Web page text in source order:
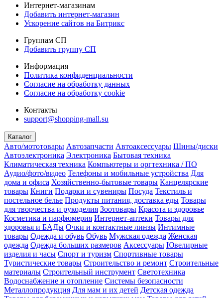
Интернет-магазинам
Добавить интернет-магазин
Ускорение сайтов на Битрикс
Группам СП
Добавить группу СП
Информация
Политика конфиденциальности
Согласие на обработку данных
Согласие на обработку cookie
Контакты
support@shopping-mall.su
Каталог
Авто/мототовары Автозапчасти Автоаксессуары Шины/диски
Автоэлектроника Электроника Бытовая техника
Климатическая техника Компьютеры и оргтехника / ПО
Аудио/фото/видео Телефоны и мобильные устройства Для
дома и офиса Хозяйственно-бытовые товары Канцелярские
товары Книги Подарки и сувениры Посуда Текстиль и
постельное белье Продукты питания, доставка еды Товары
для творчества и рукоделия Зоотовары Красота и здоровье
Косметика и парфюмерия Интернет-аптеки Товары для
здоровья и БАДы Очки и контактные линзы Интимные
товары Одежда и обувь Обувь Мужская одежда Женская
одежда Одежда больших размеров Аксессуары Ювелирные
изделия и часы Спорт и туризм Спортивные товары
Туристические товары Строительство и ремонт Строительные
материалы Строительный инструмент Светотехника
Водоснабжение и отопление Системы безопасности
Металлопродукция Для мам и их детей Детская одежда